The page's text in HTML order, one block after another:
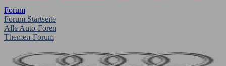
Forum
Forum Startseite
Alle Auto-Foren
Themen-Forum